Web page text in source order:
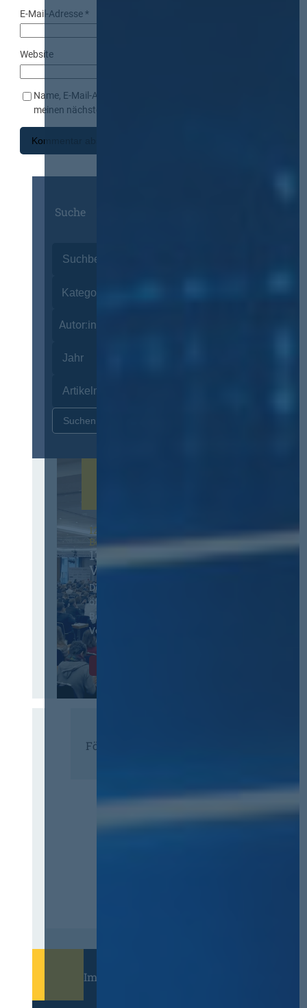
E-Mail-Adresse*
Website
Name, E-Mail-Adresse und Website in diesem Browser für
meinen nächsten Kommentar speichern.
Suche
Autor:innen
12. & 13. November 2026 in
Berlin
13. Deutscher
Vergabetag
Der Jahreskongress für
öffentliches
Beschaffungswesen und
Vergaberecht
Förderer
Immer informiert bleiben!